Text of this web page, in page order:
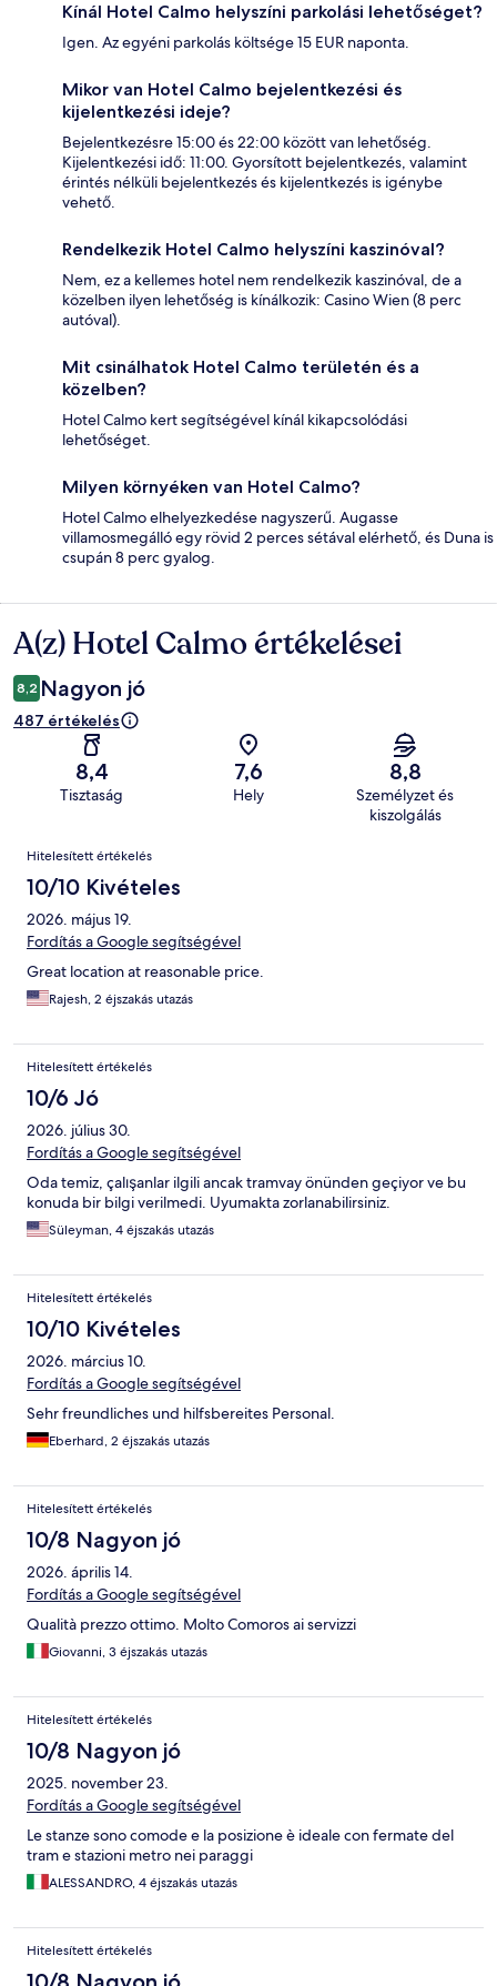
Kínál Hotel Calmo helyszíni parkolási lehetőséget?
Igen. Az egyéni parkolás költsége 15 EUR naponta.
Mikor van Hotel Calmo bejelentkezési és
kijelentkezési ideje?
Bejelentkezésre 15:00 és 22:00 között van lehetőség.
Kijelentkezési idő: 11:00. Gyorsított bejelentkezés, valamint
érintés nélküli bejelentkezés és kijelentkezés is igénybe
vehető.
Rendelkezik Hotel Calmo helyszíni kaszinóval?
Nem, ez a kellemes hotel nem rendelkezik kaszinóval, de a
közelben ilyen lehetőség is kínálkozik: Casino Wien (8 perc
autóval).
Mit csinálhatok Hotel Calmo területén és a
közelben?
Hotel Calmo kert segítségével kínál kikapcsolódási
lehetőséget.
Milyen környéken van Hotel Calmo?
Hotel Calmo elhelyezkedése nagyszerű. Augasse
villamosmegálló egy rövid 2 perces sétával elérhető, és Duna is
csupán 8 perc gyalog.
Értékelések
A(z) Hotel Calmo értékelései
8,2 Nagyon jó
487 értékelés
8,4
Tisztaság
7,6
Hely
8,8
Személyzet és
kiszolgálás
Értékelések
Hitelesített értékelés
10/10 Kivételes
2026. május 19.
Fordítás a Google segítségével
Great location at reasonable price.
Rajesh, 2 éjszakás utazás
Hitelesített értékelés
10/6 Jó
2026. július 30.
Fordítás a Google segítségével
Oda temiz, çalışanlar ilgili ancak tramvay önünden geçiyor ve bu
konuda bir bilgi verilmedi. Uyumakta zorlanabilirsiniz.
Süleyman, 4 éjszakás utazás
Hitelesített értékelés
10/10 Kivételes
2026. március 10.
Fordítás a Google segítségével
Sehr freundliches und hilfsbereites Personal.
Eberhard, 2 éjszakás utazás
Hitelesített értékelés
10/8 Nagyon jó
2026. április 14.
Fordítás a Google segítségével
Qualità prezzo ottimo. Molto Comoros ai servizzi
Giovanni, 3 éjszakás utazás
Hitelesített értékelés
10/8 Nagyon jó
2025. november 23.
Fordítás a Google segítségével
Le stanze sono comode e la posizione è ideale con fermate del
tram e stazioni metro nei paraggi
ALESSANDRO, 4 éjszakás utazás
Hitelesített értékelés